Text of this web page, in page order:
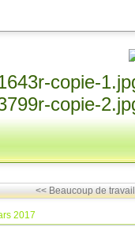
<< Beaucoup de
2017